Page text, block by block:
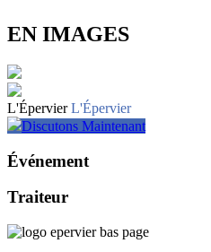
EN IMAGES
L'Épervier L'Épervier
Discutons Maintenant
Événement
Traiteur